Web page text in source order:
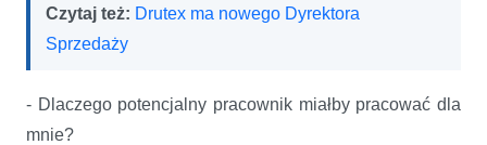
Czytaj też: Drutex ma nowego Dyrektora
Sprzedaży
- Dlaczego potencjalny pracownik miałby pracować dla
mnie?